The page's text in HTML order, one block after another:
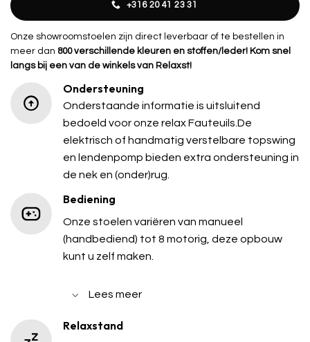
+316 20 41 23 31
Onze showroomstoelen zijn direct leverbaar of te bestellen in
meer dan 800 verschillende kleuren en stoffen/leder! Kom snel
langs bij een van de winkels van Relaxst!
Ondersteuning
Onderstaande informatie is uitsluitend
bedoeld voor onze relax Fauteuils.De
elektrisch of handmatig verstelbare topswing
en lendenpomp bieden extra ondersteuning in
de nek en (onder)rug.
Bediening
Onze stoelen variëren van manueel
(handbediend) tot 8 motorig, deze opbouw
kunt u zelf maken.
Lees meer
Relaxstand